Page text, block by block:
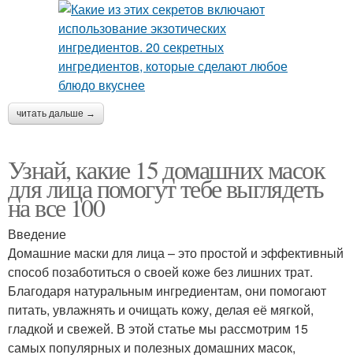
читать дальше →
Узнай, какие 15 домашних масок
для лица помогут тебе выглядеть
на все 100
Введение
Домашние маски для лица – это простой и эффективный
способ позаботиться о своей коже без лишних трат.
Благодаря натуральным ингредиентам, они помогают
питать, увлажнять и очищать кожу, делая её мягкой,
гладкой и свежей. В этой статье мы рассмотрим 15
самых популярных и полезных домашних масок,